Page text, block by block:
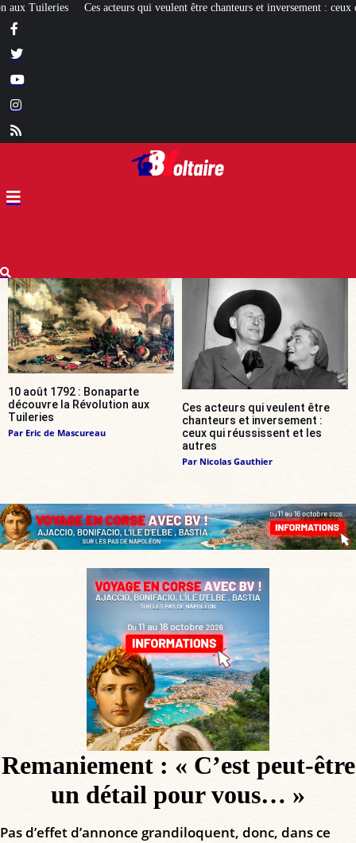
être chanteurs et inversement : ceux qui réussissent et les autres
10 août 1792 : Bonaparte
découvre la Révolution aux
Tuileries
Par Eric de Mascureau
Ces acteurs qui veulent être
chanteurs et inversement :
ceux qui réussissent et les
autres
Par Nicolas Gauthier
Remaniement : « C’est peut-être
un détail pour vous… »
Pas d’effet d’annonce grandiloquent, donc, dans ce